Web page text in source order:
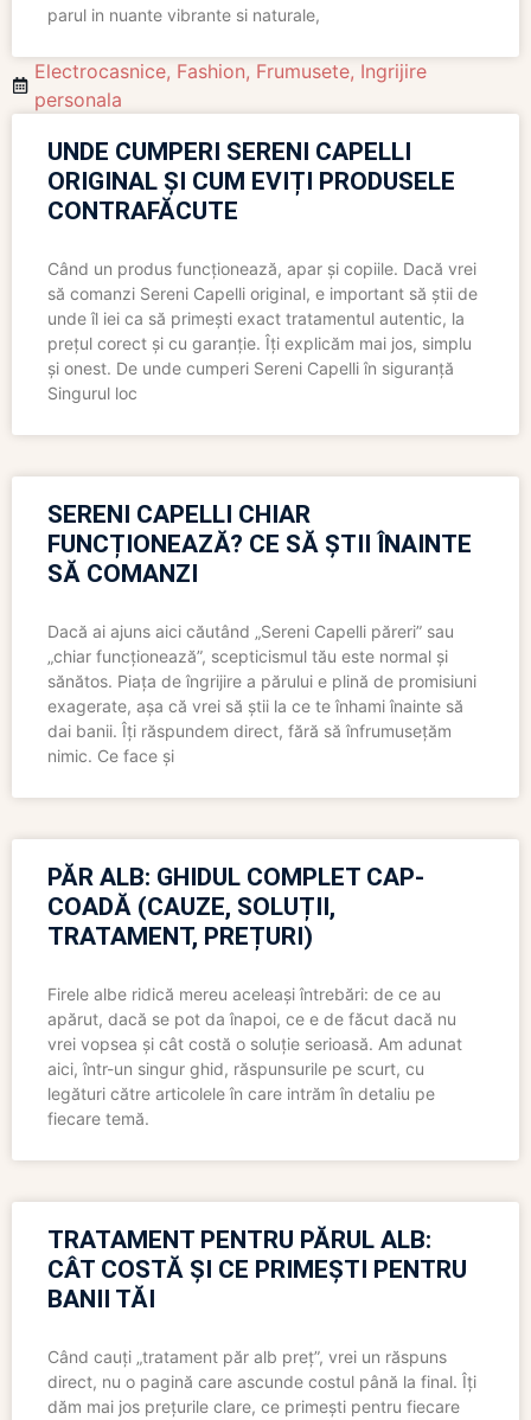
parul in nuante vibrante si naturale,
Electrocasnice, Fashion, Frumusete, Ingrijire
personala
UNDE CUMPERI SERENI CAPELLI
ORIGINAL ȘI CUM EVIȚI PRODUSELE
CONTRAFĂCUTE
Când un produs funcționează, apar și copiile. Dacă vrei
să comanzi Sereni Capelli original, e important să știi de
unde îl iei ca să primești exact tratamentul autentic, la
prețul corect și cu garanție. Îți explicăm mai jos, simplu
și onest. De unde cumperi Sereni Capelli în siguranță
Singurul loc
SERENI CAPELLI CHIAR
FUNCȚIONEAZĂ? CE SĂ ȘTII ÎNAINTE
SĂ COMANZI
Dacă ai ajuns aici căutând „Sereni Capelli păreri” sau
„chiar funcționează”, scepticismul tău este normal și
sănătos. Piața de îngrijire a părului e plină de promisiuni
exagerate, așa că vrei să știi la ce te înhami înainte să
dai banii. Îți răspundem direct, fără să înfrumusețăm
nimic. Ce face și
PĂR ALB: GHIDUL COMPLET CAP-
COADĂ (CAUZE, SOLUȚII,
TRATAMENT, PREȚURI)
Firele albe ridică mereu aceleași întrebări: de ce au
apărut, dacă se pot da înapoi, ce e de făcut dacă nu
vrei vopsea și cât costă o soluție serioasă. Am adunat
aici, într-un singur ghid, răspunsurile pe scurt, cu
legături către articolele în care intrăm în detaliu pe
fiecare temă.
TRATAMENT PENTRU PĂRUL ALB:
CÂT COSTĂ ȘI CE PRIMEȘTI PENTRU
BANII TĂI
Când cauți „tratament păr alb preț”, vrei un răspuns
direct, nu o pagină care ascunde costul până la final. Îți
dăm mai jos prețurile clare, ce primești pentru fiecare